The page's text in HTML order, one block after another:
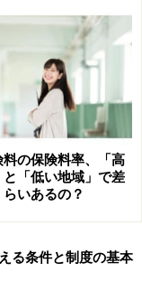
算方法は？
計算され、「1日
るのが目安です。
。
×2/3
った場合、
の保険料率、「高
と「低い地域」で差
いあるの？
る条件と制度の基本